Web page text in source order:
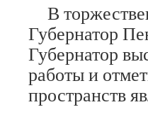
В
Губернатор
Губернатор
работы и
пространств